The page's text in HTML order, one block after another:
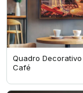
Quadro
Café